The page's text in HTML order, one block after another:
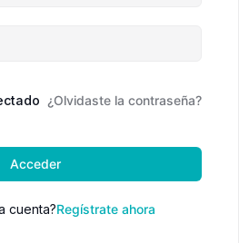
¿Olvidaste la contraseña?
Acceder
cuenta?Regístrate ahora